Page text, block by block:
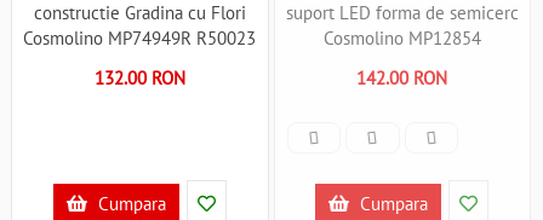
constructie Gradina cu Flori
Cosmolino MP74949R R50023
132.00 RON
Cumpara
suport LED forma de semicerc
Cosmolino MP12854
142.00 RON
Cumpara